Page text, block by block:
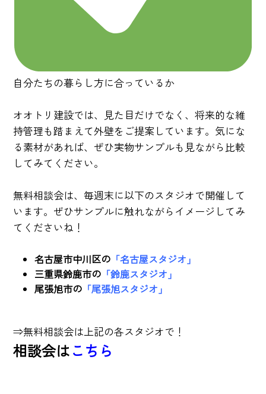
自分たちの暮らし方に合っているか
オオトリ建設では、見た目だけでなく、将来的な維
持管理も踏まえて外壁をご提案しています。気にな
る素材があれば、ぜひ実物サンプルも見ながら比較
してみてください。
無料相談会は、毎週末に以下のスタジオで開催して
います。ぜひサンプルに触れながらイメージしてみ
てくださいね！
名古屋市中川区の 「名古屋スタジオ」
三重県鈴鹿市の 「鈴鹿スタジオ」
尾張旭市の 「尾張旭スタジオ」
⇒無料相談会は上記の各スタジオで！
相談会はこちら